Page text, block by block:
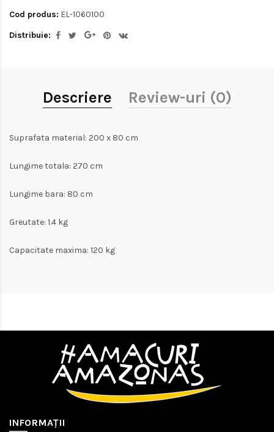
Cod produs: EL-1060100
Distribuie:
Descriere Review-uri (0)
Suprafata material: 200 x 80 cm
Lungime totala: 270 cm
Lungime bara: 80 cm
Greutate: 1.4 kg
Capacitate maxima: 120 kg
INFORMAŢII